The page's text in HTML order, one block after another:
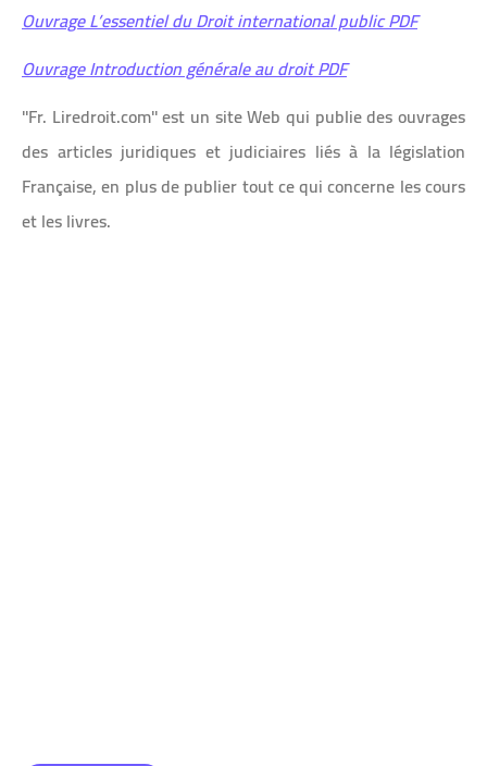
Ouvrage L’essentiel du Droit international public PDF
Ouvrage Introduction générale au droit PDF
''Fr. Liredroit.com'' est un site Web qui publie des ouvrages
des articles juridiques et judiciaires liés à la législation
Française, en plus de publier tout ce qui concerne les cours
et les livres.